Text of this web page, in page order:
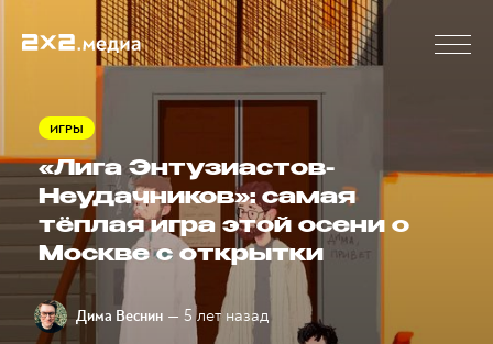
ИГРЫ
«Лига Энтузиастов-
Неудачников»: самая
тёплая игра этой осени о
Москве с открытки
Дима Веснин — 5 лет назад